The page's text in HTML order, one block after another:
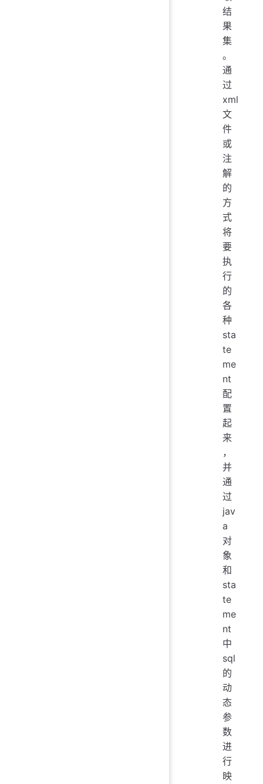
结
果
集
。
通
过
xml
文
件
或
注
解
的
方
式
将
要
执
行
的
各
种
sta
te
me
nt
配
置
起
来
，
并
通
过
jav
a
对
象
和
sta
te
me
nt
中
sql
的
动
态
参
数
进
行
映